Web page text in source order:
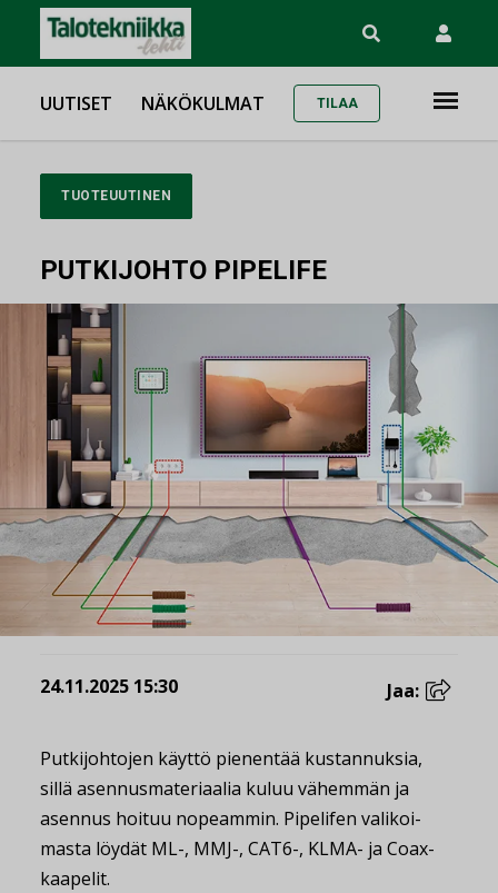
UUTISET NÄKÖKULMAT TILAA
TUOTEUUTINEN
PUTKIJOHTO PIPELIFE
24.11.2025 15:30 Jaa:
Putkijohtojen käyttö pienentää kustannuksia,
sillä asennusmateriaalia kuluu vähemmän ja
asennus hoituu nopeammin. Pipelifen valikoi­
masta löydät ML-, MMJ-, CAT6-, KLMA- ja Coax-
kaapelit.